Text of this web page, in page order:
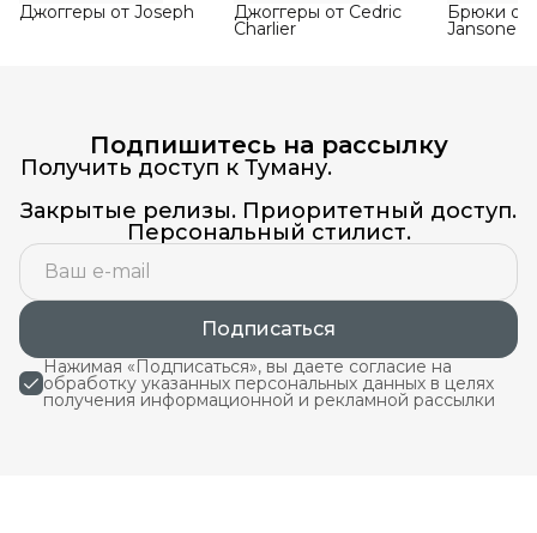
Джоггеры от Joseph
Джоггеры от Cedric
Charlier
Брюки от
Jansone
Подпишитесь на рассылку
Получить доступ к Туману.
Закрытые релизы. Приоритетный доступ.
Персональный стилист.
Подписаться
Нажимая «Подписаться», вы даете согласие на
обработку указанных персональных данных в целях
получения информационной и рекламной рассылки